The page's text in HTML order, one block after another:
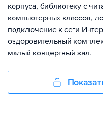
корпуса, библиотеку с
компьютерных классов,
подключение к сети
оздоровительный
малый концертный зал.